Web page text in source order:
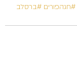
#חגהפורים #ברסלב